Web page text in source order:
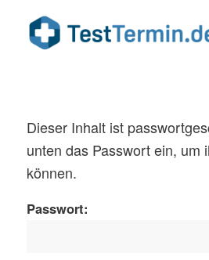
Dieser Inhalt ist
unten das Passwort ein, um
können.
Passwort: